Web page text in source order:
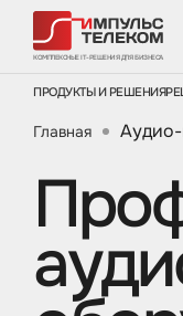
КОМПЛЕКСНЫЕ IT-РЕШЕНИЯ ДЛЯ БИЗНЕСА
ПРОДУКТЫ И РЕШЕНИЯ
Главная